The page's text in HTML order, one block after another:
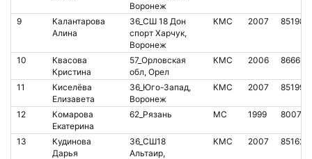
Воронеж
9
Калантарова
Алина
36_СШ 18 Дон
спорт Харчук,
Воронеж
КМС 2007
10
Квасова
Кристина
57_Орловская
обл, Орел
КМС 2006
11
Киселёва
Елизавета
36_Юго-Запад,
Воронеж
КМС 2007
12
Комарова
Екатерина
62_Рязань МС 1999
13
Кудинова
Дарья
36_СШ18
Альтаир,
КМС 2007